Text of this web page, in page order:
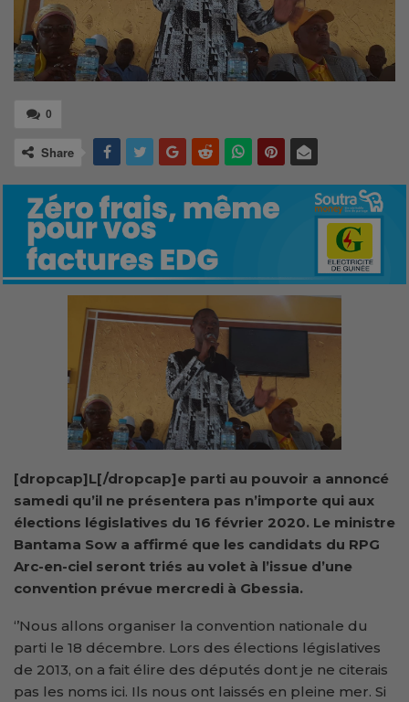
0
Share
[dropcap]L[/dropcap]e parti au pouvoir a annoncé
samedi qu’il ne présentera pas n’importe qui aux
élections législatives du 16 février 2020. Le ministre
Bantama Sow a affirmé que les candidats du RPG
Arc-en-ciel seront triés au volet à l’issue d’une
convention prévue mercredi à Gbessia.
‘’Nous allons organiser la convention nationale du
parti le 18 décembre. Lors des élections législatives
de 2013, on a fait élire des députés dont je ne citerais
pas les noms ici. Ils nous ont laissés en pleine mer. Si